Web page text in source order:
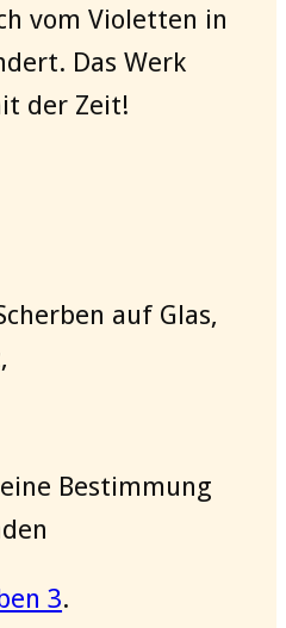
vom Violetten in
Das Werk
der Zeit!
auf Glas,
Bestimmung
3.